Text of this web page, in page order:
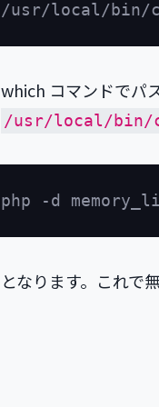
which コマンドでパ
/usr/local/bin/
となります。これで